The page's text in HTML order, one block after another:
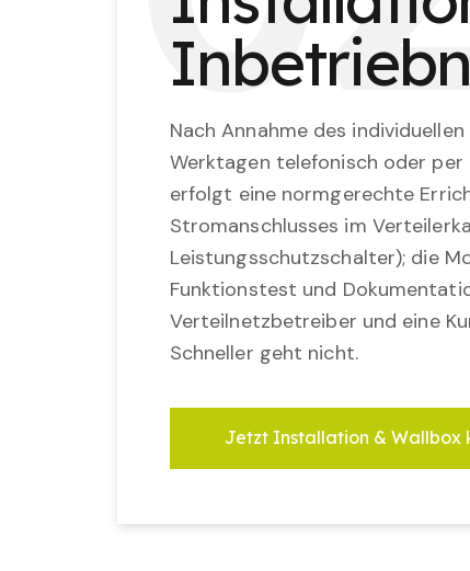
Nach Annahme des
Werktagen telefonisch oder per
erfolgt eine normgerechte
Stromanschlusses im
Leistungsschutzschalter); die
Funktionstest und
Verteilnetzbetreiber und eine
Schneller geht nicht.
Jetzt Installation & Wallbox